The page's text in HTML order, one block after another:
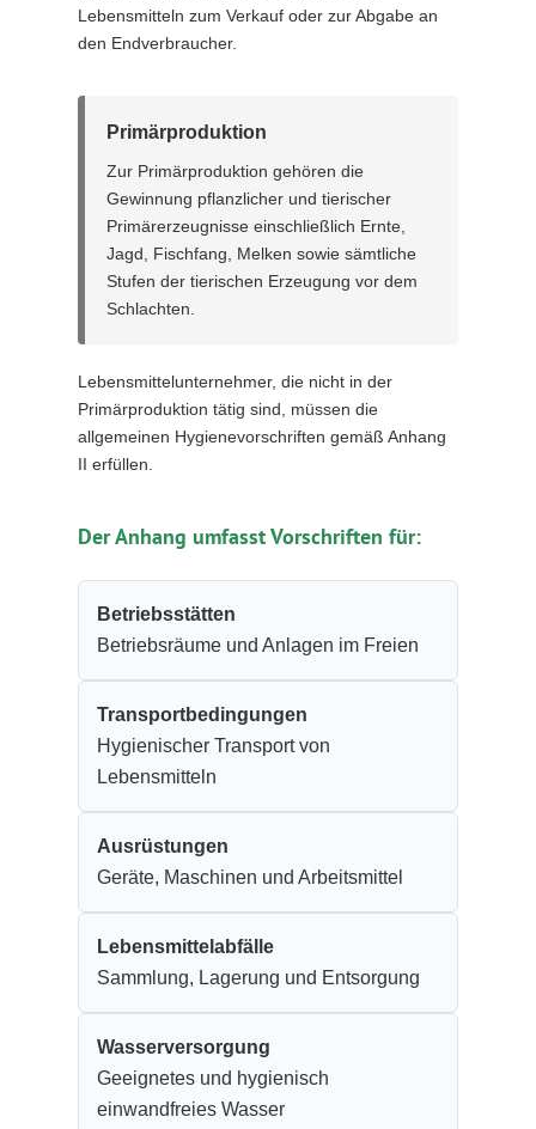
Lebensmitteln zum Verkauf oder zur Abgabe an
den Endverbraucher.
Primärproduktion
Zur Primärproduktion gehören die
Gewinnung pflanzlicher und tierischer
Primärerzeugnisse einschließlich Ernte,
Jagd, Fischfang, Melken sowie sämtliche
Stufen der tierischen Erzeugung vor dem
Schlachten.
Lebensmittelunternehmer, die nicht in der
Primärproduktion tätig sind, müssen die
allgemeinen Hygienevorschriften gemäß Anhang
II erfüllen.
Der Anhang umfasst Vorschriften für:
Betriebsstätten
Betriebsräume und Anlagen im Freien
Transportbedingungen
Hygienischer Transport von
Lebensmitteln
Ausrüstungen
Geräte, Maschinen und Arbeitsmittel
Lebensmittelabfälle
Sammlung, Lagerung und Entsorgung
Wasserversorgung
Geeignetes und hygienisch
einwandfreies Wasser